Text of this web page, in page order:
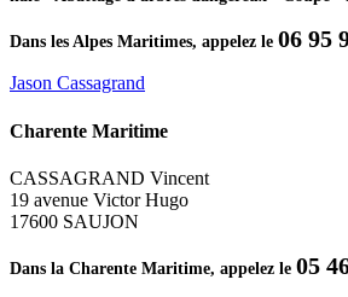
Dans les Alpes Maritimes, appelez le 06 95
Jason Cassagrand
Charente Maritime
CASSAGRAND Vincent
19 avenue Victor Hugo
17600 SAUJON
Dans la Charente Maritime, appelez le 05